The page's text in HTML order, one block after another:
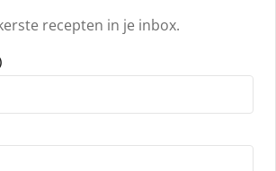
recepten in je inbox.